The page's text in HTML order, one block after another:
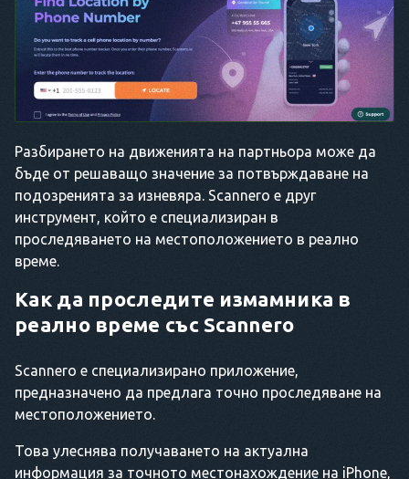
Разбирането на движенията на партньора може да
бъде от решаващо значение за потвърждаване на
подозренията за изневяра. Scannero е друг
инструмент, който е специализиран в
проследяването на местоположението в реално
време.
Как да проследите измамника в
реално време със Scannero
Scannero е специализирано приложение,
предназначено да предлага точно проследяване на
местоположението.
Това улеснява получаването на актуална
информация за точното местонахождение на iPhone,